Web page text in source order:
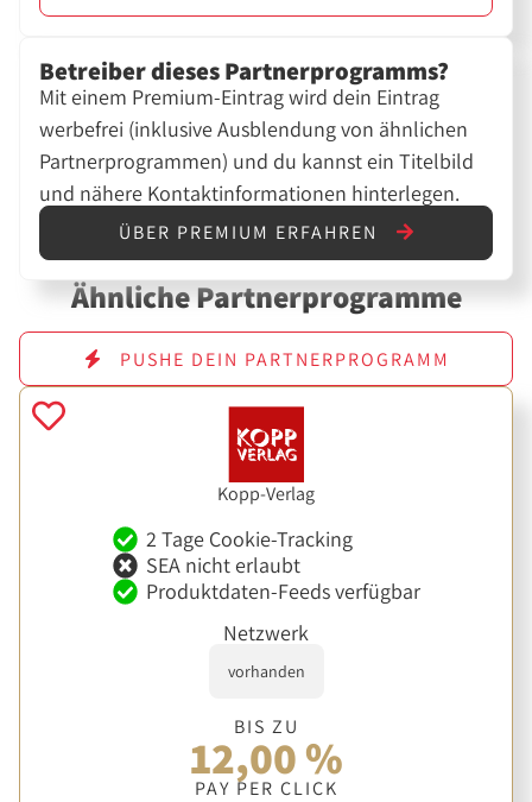
Betreiber dieses Partnerprogramms?
Mit einem Premium-Eintrag wird dein Eintrag
werbefrei (inklusive Ausblendung von ähnlichen
Partnerprogrammen) und du kannst ein Titelbild
und nähere Kontaktinformationen hinterlegen.
ÜBER PREMIUM ERFAHREN
Ähnliche Partnerprogramme
PUSHE DEIN PARTNERPROGRAMM
Kopp-Verlag
2 Tage Cookie-Tracking
SEA nicht erlaubt
Produktdaten-Feeds verfügbar
Netzwerk
vorhanden
BIS ZU
12,00 %
PAY PER CLICK